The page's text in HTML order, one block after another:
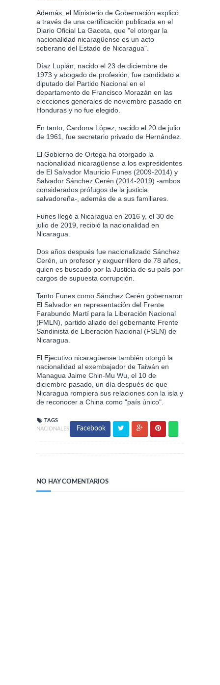
Además, el Ministerio de Gobernación explicó,
a través de una certificación publicada en el
Diario Oficial La Gaceta, que "el otorgar la
nacionalidad nicaragüense es un acto
soberano del Estado de Nicaragua".
Díaz Lupián, nacido el 23 de diciembre de
1973 y abogado de profesión, fue candidato a
diputado del Partido Nacional en el
departamento de Francisco Morazán en las
elecciones generales de noviembre pasado en
Honduras y no fue elegido.
En tanto, Cardona López, nacido el 20 de julio
de 1961, fue secretario privado de Hernández.
El Gobierno de Ortega ha otorgado la
nacionalidad nicaragüense a los expresidentes
de El Salvador Mauricio Funes (2009-2014) y
Salvador Sánchez Cerén (2014-2019) -ambos
considerados prófugos de la justicia
salvadoreña-, además de a sus familiares.
Funes llegó a Nicaragua en 2016 y, el 30 de
julio de 2019, recibió la nacionalidad en
Nicaragua.
Dos años después fue nacionalizado Sánchez
Cerén, un profesor y exguerrillero de 78 años,
quien es buscado por la Justicia de su país por
cargos de supuesta corrupción.
Tanto Funes como Sánchez Cerén gobernaron
El Salvador en representación del Frente
Farabundo Martí para la Liberación Nacional
(FMLN), partido aliado del gobernante Frente
Sandinista de Liberación Nacional (FSLN) de
Nicaragua.
El Ejecutivo nicaragüense también otorgó la
nacionalidad al exembajador de Taiwán en
Managua Jaime Chin-Mu Wu, el 10 de
diciembre pasado, un día después de que
Nicaragua rompiera sus relaciones con la isla y
de reconocer a China como "país único".
TAGS
NACIONALES
Facebook
NO HAY COMENTARIOS